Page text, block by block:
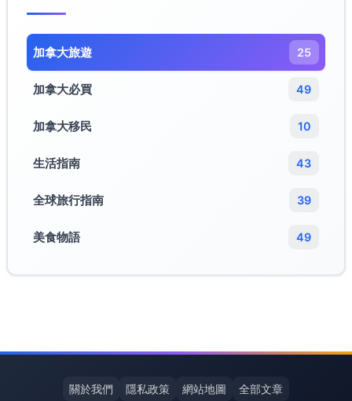
加拿大旅遊​ 25
加拿大必買 49
加拿大移民 10
生活指南 43
全球旅行指南 39
美食物語 49
關於我們 隱私政策 網站地圖 全部文章